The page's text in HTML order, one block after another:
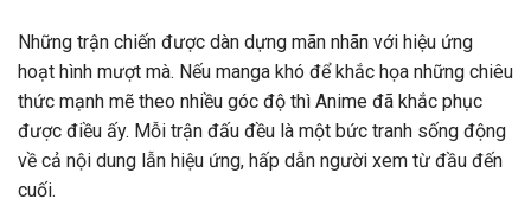
Những trận chiến được dàn dựng mãn nhãn với hiệu ứng
hoạt hình mượt mà. Nếu manga khó để khắc họa những chiêu
thức mạnh mẽ theo nhiều góc độ thì Anime đã khắc phục
được điều ấy. Mỗi trận đấu đều là một bức tranh sống động
về cả nội dung lẫn hiệu ứng, hấp dẫn người xem từ đầu đến
cuối.